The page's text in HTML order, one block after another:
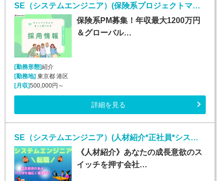
SE（システムエンジニア）(保険系プロジェクトマネージャー/随時入社/正社員)
保険系PM募集！年収最大1200万円
＆グローバル…
[勤務形態]紹介
[勤務地] 東京都 港区
[月収]500,000円～
詳細を見る
SE（システムエンジニア）(人材紹介*正社員*システムエンジニア業務*勤務地多数!!!)
《人材紹介》あなたの成長意欲のス
イッチを押す会社…